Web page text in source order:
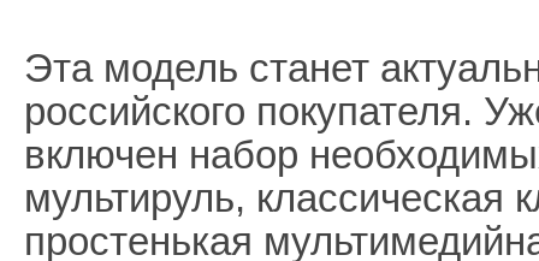
Эта модель станет
российского покупателя.
включен набор
мультируль, классическая
простенькая